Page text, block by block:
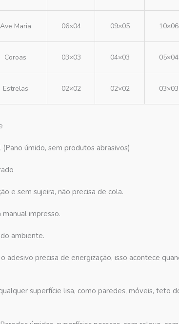
Ave Maria 06×04 09×05 10×06
Coroas 03×03 04×03 05×04
Estrelas 02×02 02×02 03×03
úmido, sem produtos abrasivos)
e sem sujeira, não precisa de cola.
impresso.
ambiente.
adesivo precisa de energização, isso acontece
superfície lisa, como paredes, móveis, teto